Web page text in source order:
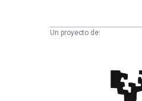
Un proyecto de:
Científica